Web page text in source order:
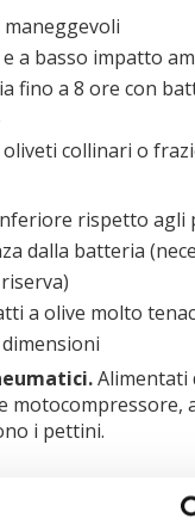
a basso impatto
fino a 8 ore con
oliveti collinari o
rispetto agli
dalla batteria
a olive molto
Alimentati
motocompressore,
i pettini.